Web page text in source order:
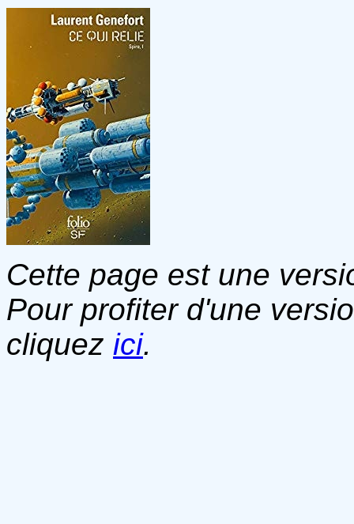
Cette page est une
Pour profiter d'une
cliquez ici.